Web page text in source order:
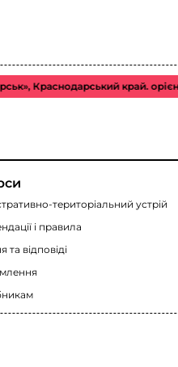
Краснодарський край.
територіальний устрій
i правила
та відповіді